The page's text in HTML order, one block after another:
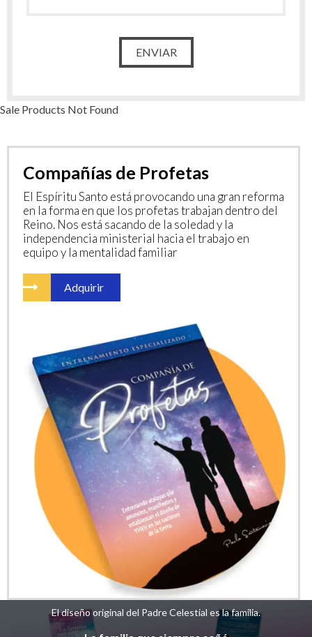
Sale Products Not Found
Compañías de Profetas
El Espíritu Santo está provocando una gran reforma
en la forma en que los profetas trabajan dentro del
Reino. Nos está sacando de la soledad y la
independencia ministerial hacia el trabajo en
equipo y la mentalidad familiar
Adquirir
El diseño original del Padre Celestial es la familia.